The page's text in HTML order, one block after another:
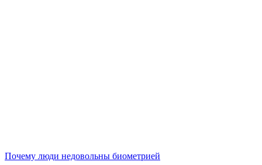
Почему люди недовольны биометрией